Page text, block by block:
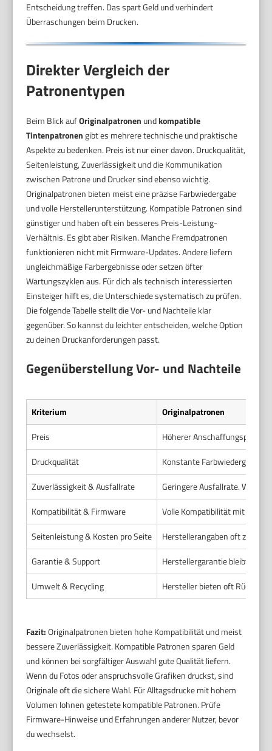
Entscheidung treffen. Das spart Geld und verhindert
Überraschungen beim Drucken.
Direkter Vergleich der
Patronentypen
Beim Blick aufOriginalpatronen undkompatible
Tintenpatronengibt es mehrere technische und praktische
Aspekte zu bedenken. Preis ist nur einer davon. Druckqualität,
Seitenleistung, Zuverlässigkeit und die Kommunikation
zwischen Patrone und Drucker sind ebenso wichtig.
Originalpatronen bieten meist eine präzise Farbwiedergabe
und volle Herstellerunterstützung. Kompatible Patronen sind
günstiger und haben oft ein besseres Preis-Leistung-
Verhältnis. Es gibt aber Risiken. Manche Fremdpatronen
funktionieren nicht mit Firmware-Updates. Andere liefern
ungleichmäßige Farbergebnisse oder setzen öfter
Wartungszyklen aus. Für dich als technisch interessierten
Einsteiger hilft es, die Unterschiede systematisch zu prüfen.
Die folgende Tabelle stellt die Vor- und Nachteile klar
gegenüber. So kannst du leichter entscheiden, welche Option
zu deinen Druckanforderungen passt.
Gegenüberstellung Vor- und Nachteile
Kriterium
Originalpatronen
Preis
Höherer Anschaffungspreis.
Druckqualität
Konstante Farbwiedergabe.
Zuverlässigkeit & Ausfallrate
Geringere Ausfallrate.
Kompatibilität & Firmware
Volle Kompatibilität mit
Seitenleistung & Kosten pro Seite
Herstellerangaben oft
Garantie & Support
Herstellergarantie bleibt in
Umwelt & Recycling
Hersteller bieten oft
Fazit:Originalpatronen bieten hohe Kompatibilität und meist
bessere Zuverlässigkeit. Kompatible Patronen sparen Geld
und können bei sorgfältiger Auswahl gute Qualität liefern.
Wenn du Fotos oder anspruchsvolle Grafiken druckst, sind
Originale oft die sichere Wahl. Für Alltagsdrucke mit hohem
Volumen lohnen getestete kompatible Patronen. Prüfe
Firmware-Hinweise und Erfahrungen anderer Nutzer, bevor
du wechselst.